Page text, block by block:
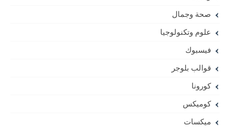
صحة وجمال
علوم وتكنولوجيا
فيسبوك
قوالب بلوجر
كورونا
كوميكس
ميكسات